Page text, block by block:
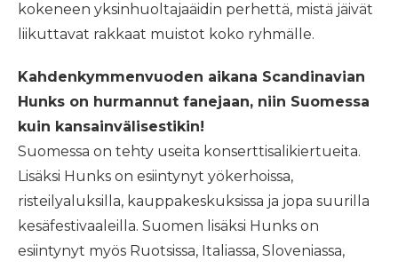
kokeneen yksinhuoltajaäidin perhettä, mistä jäivät
liikuttavat rakkaat muistot koko ryhmälle.
Kahdenkymmenvuoden aikana Scandinavian
Hunks on hurmannut fanejaan, niin Suomessa
kuin kansainvälisestikin!
Suomessa on tehty useita konserttisalikiertueita.
Lisäksi Hunks on esiintynyt yökerhoissa,
risteilyaluksilla, kauppakeskuksissa ja jopa suurilla
kesäfestivaaleilla. Suomen lisäksi Hunks on
esiintynyt myös Ruotsissa, Italiassa, Sloveniassa,